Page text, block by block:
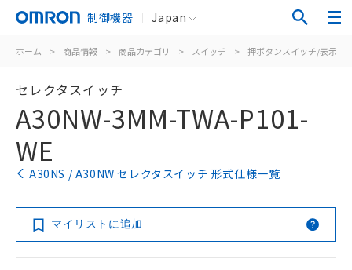
制御機器 Japan
ホーム > 商品情報 > 商品カテゴリ > スイッチ > 押ボタンスイッチ/表示灯
セレクタスイッチ
A30NW-3MM-TWA-P101-
WE
A30NS / A30NW セレクタスイッチ 形式仕様一覧
マイリストに追加